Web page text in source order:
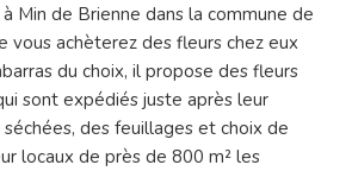
Min de Brienne dans la commune de
vous achèterez des fleurs chez eux
du choix, il propose des fleurs
sont expédiés juste après leur
des feuillages et choix de
locaux de près de 800 m² les